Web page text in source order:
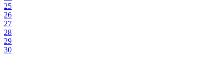
25
26
27
28
29
30